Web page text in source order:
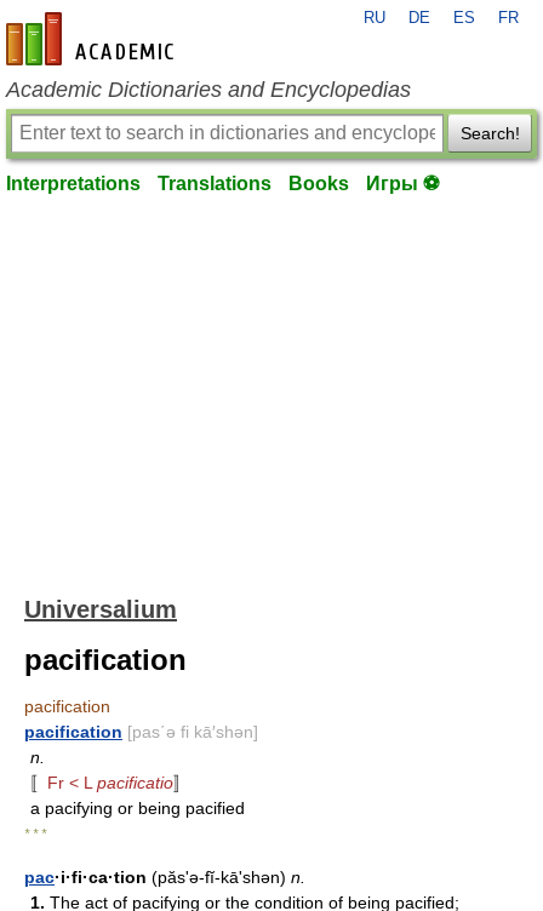
en-academic.com
RU DE ES FR
Academic Dictionaries and Encyclopedias
Search!
Interpretations Translations Books Игры ⚽
Universalium
pacification
pacification
pacification [pas΄ə fi kā′shən]
n.
〚 Fr < L pacificatio〛
a pacifying or being pacified
* * *
pac·i·fi·ca·tion (păs'ə-fĭ-kāʹshən) n.
1. The act of pacifying or the condition of being pacified;